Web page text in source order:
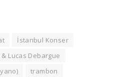
İstanbul Konser
Lucas Debargue
trambon